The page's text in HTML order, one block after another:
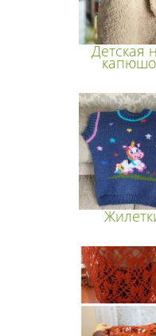
Детская